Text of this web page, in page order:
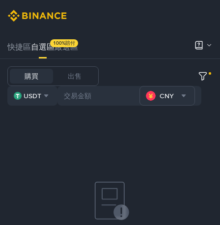
快捷區自選區嚴選區
100%賠付
購買 出售
USDT CNY